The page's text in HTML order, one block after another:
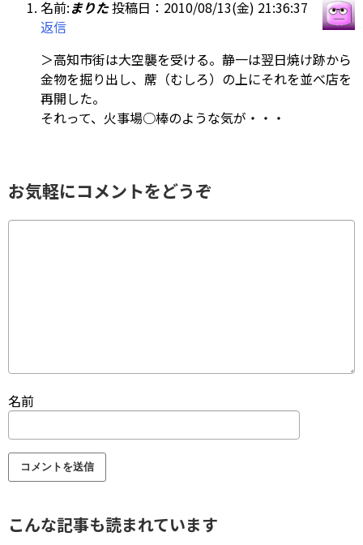
名前:まりた投稿日：2010/08/13(金) 21:36:37
返信
＞高知市街は大空襲を受ける。静一は翌日焼け跡から
金物を掘り出し、蓆（むしろ）の上にそれを並べ店を
再開した。
それって、火事場○棒のような気が・・・
お気軽にコメントをどうぞ
名前
こんな記事も読まれています